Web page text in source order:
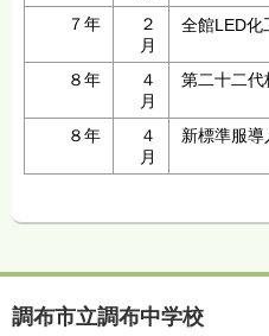
７年
２
月
全館LED化
８年
４
月
第二十二
８年
４
月
新標準服導
調布市立調布中学校